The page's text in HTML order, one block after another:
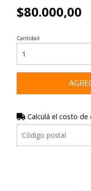
$80.000,00
Cantidad
Calculá el costo de